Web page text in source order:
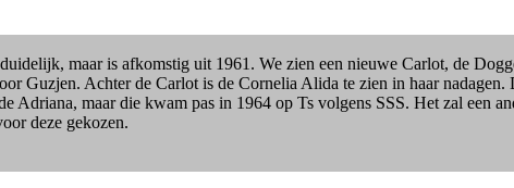
maar is afkomstig uit 1961. We zien een nieuwe Carlot, de
Guzjen. Achter de Carlot is de Cornelia Alida te zien in haar nadagen.
Adriana, maar die kwam pas in 1964 op Ts volgens SSS. Het zal een
deze gekozen.